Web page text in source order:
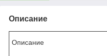
Описание
Описание